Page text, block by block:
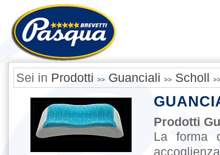
Sei in Prodotti >> Guanciali >> Scholl
Prodotti
La forma